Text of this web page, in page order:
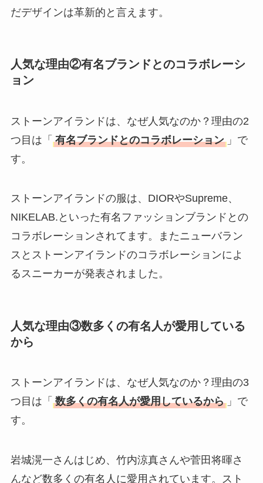
だデザインは革新的と言えます。
人気な理由②有名ブランドとのコラボレーシ
ョン
ストーンアイランドは、なぜ人気なのか？理由の2
つ目は「 有名ブランドとのコラボレーション 」で
す。
ストーンアイランドの服は、DIORやSupreme、
NIKELAB.といった有名ファッションブランドとの
コラボレーションされてます。またニューバラン
スとストーンアイランドのコラボレーションによ
るスニーカーが発表されました。
人気な理由③数多くの有名人が愛用している
から
ストーンアイランドは、なぜ人気なのか？理由の3
つ目は「 数多くの有名人が愛用しているから 」で
す。
岩城滉一さんはじめ、竹内涼真さんや菅田将暉さ
んなど数多くの有名人に愛用されています。スト